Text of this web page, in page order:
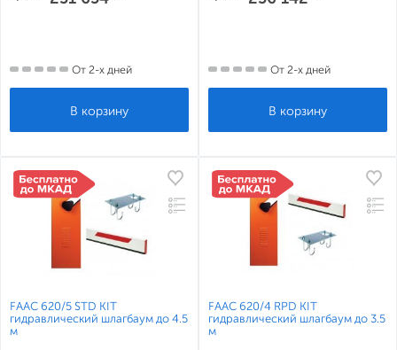
От 2-х дней От 2-х дней
FAAC 620/5 STD KIT
гидравлический шлагбаум до 4.5
м
FAAC 620/4 RPD KIT
гидравлический шлагбаум до 3.5
м